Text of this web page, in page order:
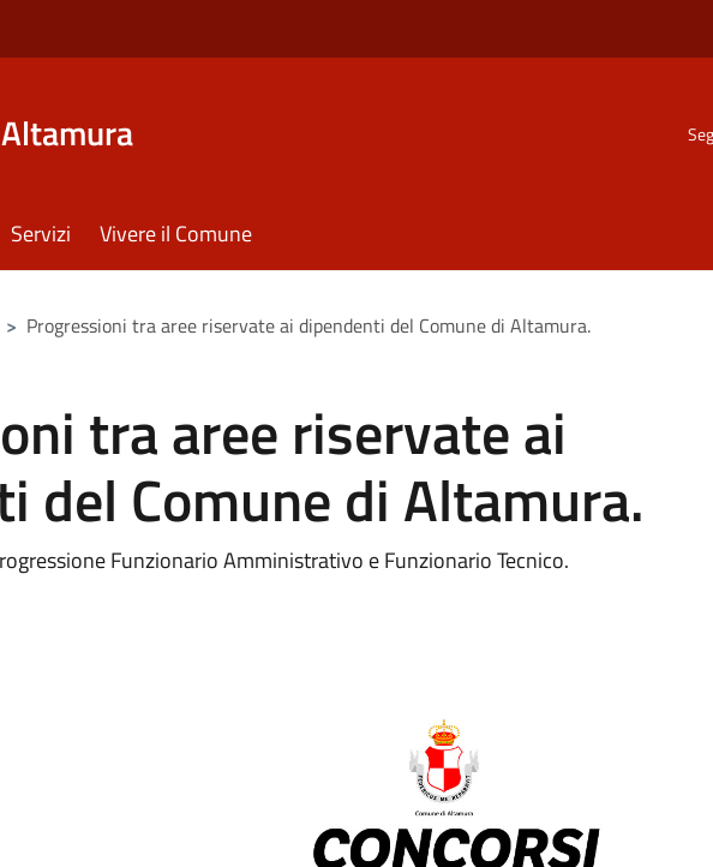
Servizi Vivere il Comune
> Progressioni tra aree riservate ai dipendenti del Comune di Altamura.
tra aree riservate ai
del Comune di Altamura.
Funzionario Amministrativo e Funzionario Tecnico.